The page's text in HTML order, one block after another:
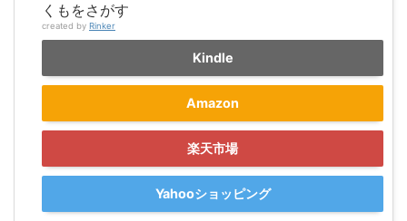
くもをさがす
created by Rinker
Kindle
Amazon
楽天市場
Yahooショッピング